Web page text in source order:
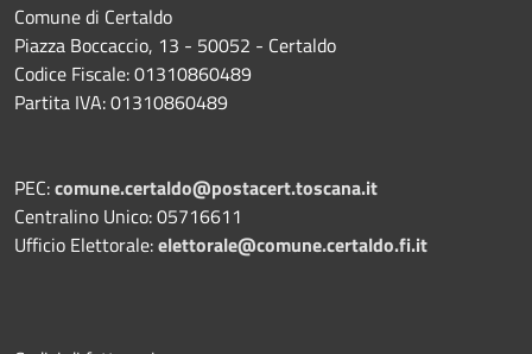
Comune di Certaldo
Piazza Boccaccio, 13 - 50052 - Certaldo
Codice Fiscale: 01310860489
Partita IVA: 01310860489
PEC:comune.certaldo@postacert.toscana.it
Centralino Unico: 05716611
Ufficio Elettorale:elettorale@comune.certaldo.fi.it